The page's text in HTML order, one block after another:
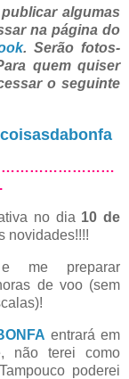
algumas
na página do
. Serão fotos-
quem quiser
o seguinte
no dia 10 de
novidades!!!!
me preparar
de voo (sem
entrará em
não terei como
poderei